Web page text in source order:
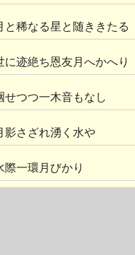
と稀なる星と随ききたる
に迹絶ち恩友月へかへり
せつつ一木音もなし
影さざれ湧く水や
際一環月びかり